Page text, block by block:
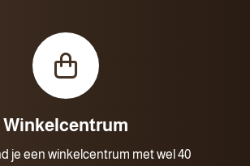
Winkelcentrum
je een winkelcentrum met wel 40